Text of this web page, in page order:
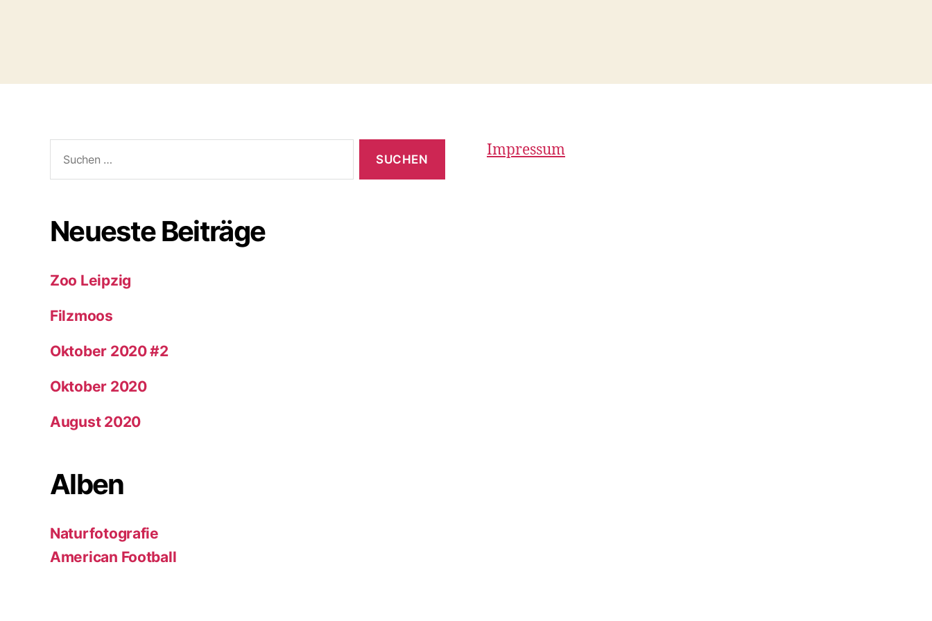
nach:
Neueste Beiträge
Zoo Leipzig
Filzmoos
Oktober 2020 #2
Oktober 2020
August 2020
Alben
Naturfotografie
American Football
Impressum